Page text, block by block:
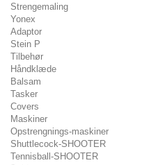
Strengemaling
Yonex
Adaptor
Stein P
Tilbehør
Håndklæde
Balsam
Tasker
Covers
Maskiner
Opstrengnings-maskiner
Shuttlecock-SHOOTER
Tennisball-SHOOTER